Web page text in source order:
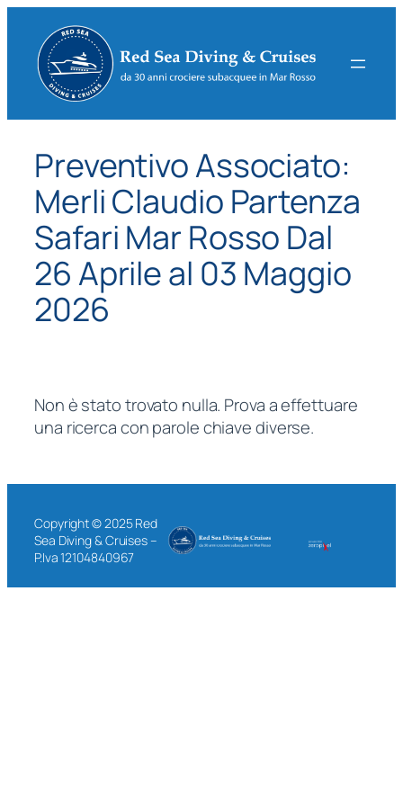
contenuto
Preventivo Associato:
Merli Claudio Partenza
Safari Mar Rosso Dal
26 Aprile al 03 Maggio
2026
Non è stato trovato nulla. Prova a effettuare
una ricerca con parole chiave diverse.
Copyright © 2025 Red
Sea Diving & Cruises –
P.Iva 12104840967